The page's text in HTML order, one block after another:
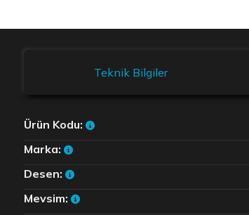
Teknik Bilgiler
Ürün Kodu:
Marka:
Desen:
Mevsim: